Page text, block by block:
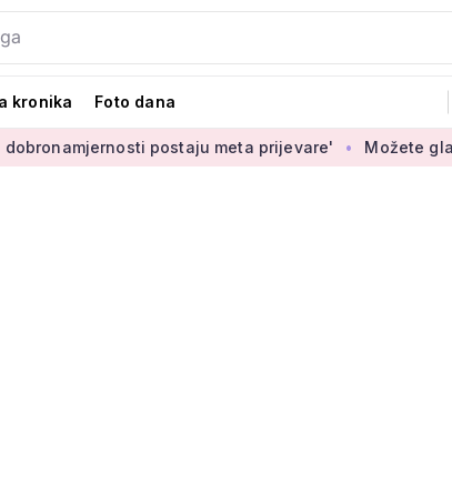
kronika Foto dana
postaju meta prijevare' Možete glasati za izbor